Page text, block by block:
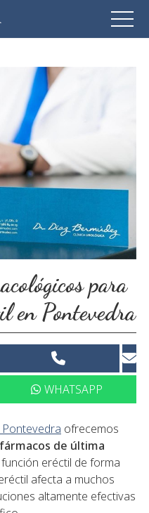
para
en Pontevedra
WHATSAPP
ofrecemos
fármacos de última
eréctil de forma
afecta a muchos
altamente efectivas